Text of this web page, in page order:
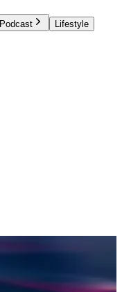
Podcast
Lifestyle